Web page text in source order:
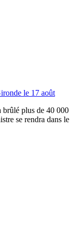
le 17 août
brûlé plus de 40 000
se rendra dans le